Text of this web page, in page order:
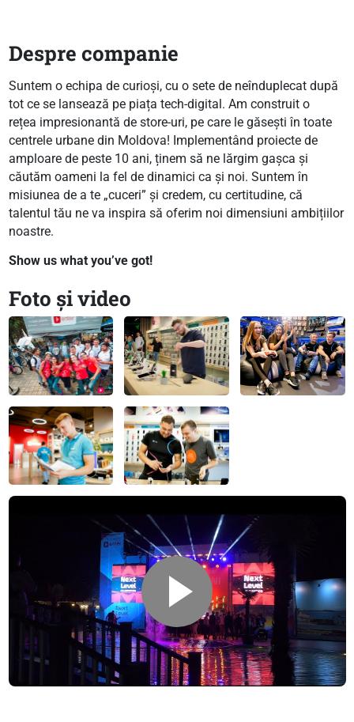
Despre companie
Suntem o echipa de curioși, cu o sete de neînduplecat după
tot ce se lansează pe piața tech-digital. Am construit o
rețea impresionantă de store-uri, pe care le găsești în toate
centrele urbane din Moldova! Implementând proiecte de
amploare de peste 10 ani, ținem să ne lărgim gașca și
căutăm oameni la fel de dinamici ca și noi. Suntem în
misiunea de a te „cuceri” și credem, cu certitudine, că
talentul tău ne va inspira să oferim noi dimensiuni ambițiilor
noastre.
Show us what you’ve got!
Foto și video